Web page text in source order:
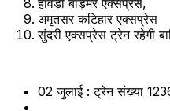
अमृतसर कटिहार एक्सप्रेस
सुंदरी एक्सप्रेस ट्रेन रहेगी
02 जुलाई : ट्रेन संख्या